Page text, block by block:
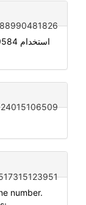
number.